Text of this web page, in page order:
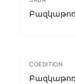
Բազկաթոռ
COEDITION
Բազկաթոռ